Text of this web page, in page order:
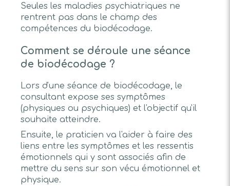
Seules les maladies psychiatriques ne
rentrent pas dans le champ des
compétences du biodécodage.
Comment se déroule une séance
de biodécodage ?
Lors d'une séance de biodécodage, le
consultant expose ses symptômes
(physiques ou psychiques) et l'objectif qu'il
souhaite atteindre.
Ensuite, le praticien va l'aider à faire des
liens entre les symptômes et les ressentis
émotionnels qui y sont associés afin de
mettre du sens sur son vécu émotionnel et
physique.